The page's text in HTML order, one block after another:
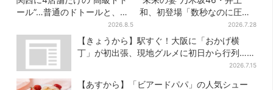
ール”…普通のドトールと、何
が違う？コーヒーは約2倍の
600円
2026.8.5
和、初登場「数秒なのに圧
巻」…「豊臣兄弟！」第30回
あらすじ・清須会議
2026.7.28
【きょうから】駅すぐ！大阪に「おかげ横
丁」が初出張、現地グルメに初日から行列…お
2026.7.15
【あすから】「ビアードパパ」の人気シュー